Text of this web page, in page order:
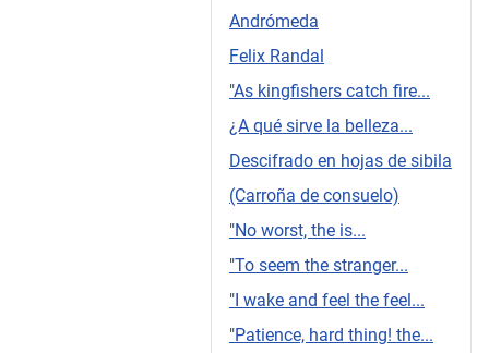
Andrómeda
Felix Randal
"As kingfishers catch fire...
¿A qué sirve la belleza...
Descifrado en hojas de sibila
(Carroña de consuelo)
"No worst, the is...
"To seem the stranger...
"I wake and feel the feel...
"Patience, hard thing! the...